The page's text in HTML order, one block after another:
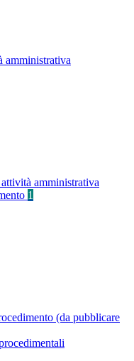
amministrativa
amministrativa
1
(da pubblicare